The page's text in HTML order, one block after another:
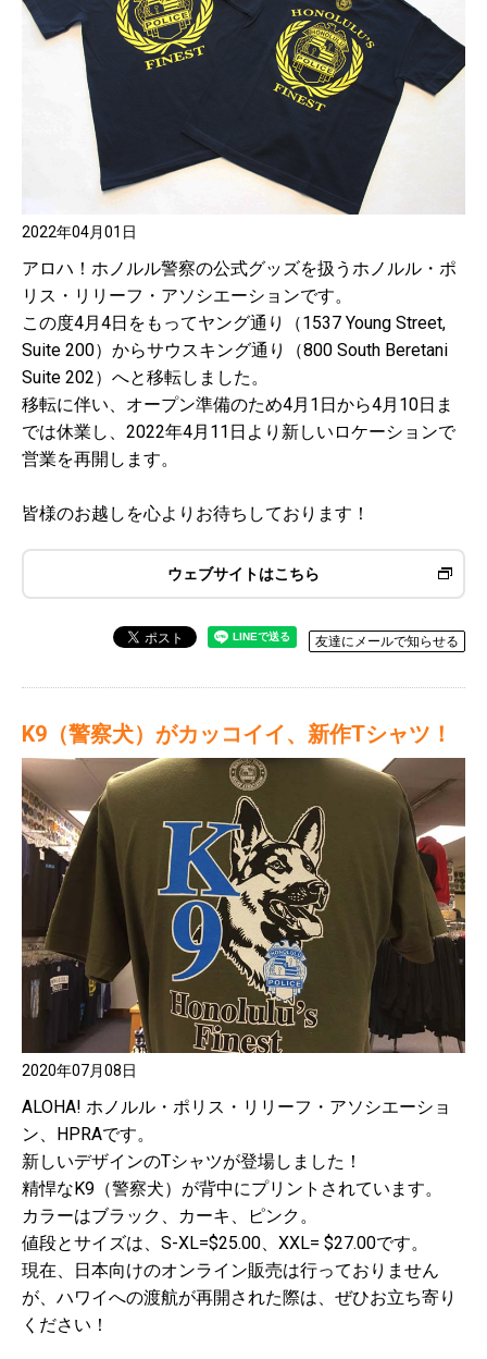
2022年04月01日
アロハ！ホノルル警察の公式グッズを扱うホノルル・ポ
リス・リリーフ・アソシエーションです。
この度4月4日をもってヤング通り（1537 Young Street,
Suite 200）からサウスキング通り（800 South Beretani
Suite 202）へと移転しました。
移転に伴い、オープン準備のため4月1日から4月10日ま
では休業し、2022年4月11日より新しいロケーションで
営業を再開します。
皆様のお越しを心よりお待ちしております！
ウェブサイトはこちら
友達にメールで知らせる
K9（警察犬）がカッコイイ、新作Tシャツ！
2020年07月08日
ALOHA! ホノルル・ポリス・リリーフ・アソシエーショ
ン、HPRAです。
新しいデザインのTシャツが登場しました！
精悍なK9（警察犬）が背中にプリントされています。
カラーはブラック、カーキ、ピンク。
値段とサイズは、S-XL=$25.00、XXL= $27.00です。
現在、日本向けのオンライン販売は行っておりません
が、ハワイへの渡航が再開された際は、ぜひお立ち寄り
ください！